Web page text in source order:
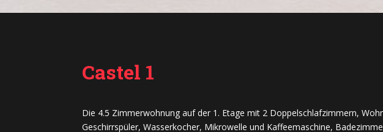
Castel 1
Die 4.5 Zimmerwohnung auf der 1. Etage mit 2 Doppelschlafzimmern,
Geschirrspüler, Wasserkocher, Mikrowelle und Kaffeemaschine,